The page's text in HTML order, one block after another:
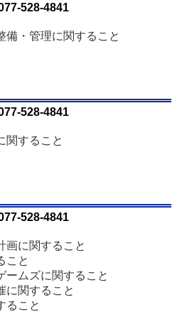
528-4841
備・管理に関すること
528-4841
関すること
528-4841
画に関すること
こと
ームズに関すること
に関すること
ること